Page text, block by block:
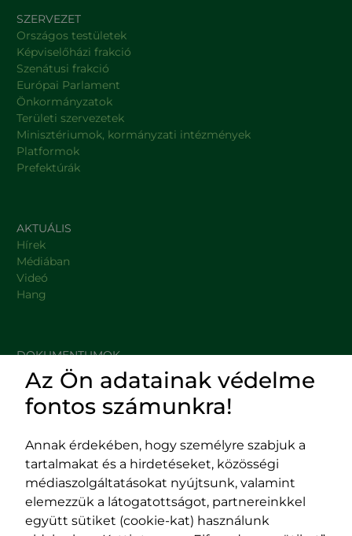
SZERVEZET
Országos testületek
Képviselőházi frakció
Szenátusi frakció
Európai Parlament
Önkormányzatok
Területi szervezetek
Minisztériumok, kormányzati intézmények
Platformok
Prefektúrák
AKTUÁLIS
Hírek
Médiában
Videó
Hang
DOKUMENTUMOK
HASZNOS LINKEK
Impresszum
Adatvédelmi szabályzat
EPP program
400029 Kolozsvár,
400489 Kolozsvár,
Az Ön adatainak védelme
fontos számunkra!
Annak érdekében, hogy személyre szabjuk a
tartalmakat és a hirdetéseket, közösségi
médiaszolgáltatásokat nyújtsunk, valamint
elemezzük a látogatottságot, partnereinkkel
együtt sütiket (cookie-kat) használunk